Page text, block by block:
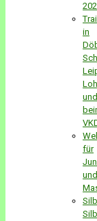
in
und
für
und